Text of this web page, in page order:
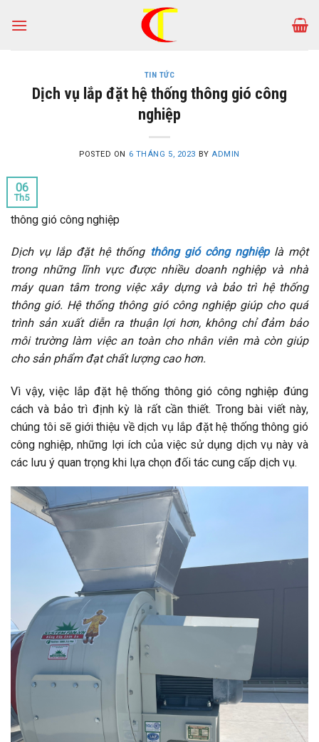
TIN TỨC
Dịch vụ lắp đặt hệ thống thông gió công
nghiệp
POSTED ON 6 THÁNG 5, 2023 BY ADMIN
06
Th5
thông gió công nghiệp
Dịch vụ lắp đặt hệ thống thông gió công nghiệplà một
trong những lĩnh vực được nhiều doanh nghiệp và nhà
máy quan tâm trong việc xây dựng và bảo trì hệ thống
thông gió. Hệ thống thông gió công nghiệp giúp cho quá
trình sản xuất diễn ra thuận lợi hơn, không chỉ đảm bảo
môi trường làm việc an toàn cho nhân viên mà còn giúp
cho sản phẩm đạt chất lượng cao hơn.
Vì vậy, việc lắp đặt hệ thống thông gió công nghiệp đúng
cách và bảo trì định kỳ là rất cần thiết. Trong bài viết này,
chúng tôi sẽ giới thiệu về dịch vụ lắp đặt hệ thống thông gió
công nghiệp, những lợi ích của việc sử dụng dịch vụ này và
các lưu ý quan trọng khi lựa chọn đối tác cung cấp dịch vụ.